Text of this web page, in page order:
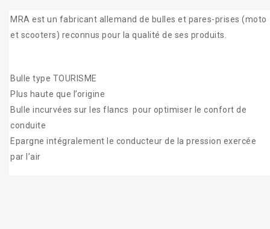
MRA est un fabricant allemand de bulles et pares-prises (moto
et scooters) reconnus pour la qualité de ses produits.
Bulle type TOURISME
Plus haute que l’origine
Bulle incurvées sur les flancs pour optimiser le confort de
conduite
Epargne intégralement le conducteur de la pression exercée
par l’air